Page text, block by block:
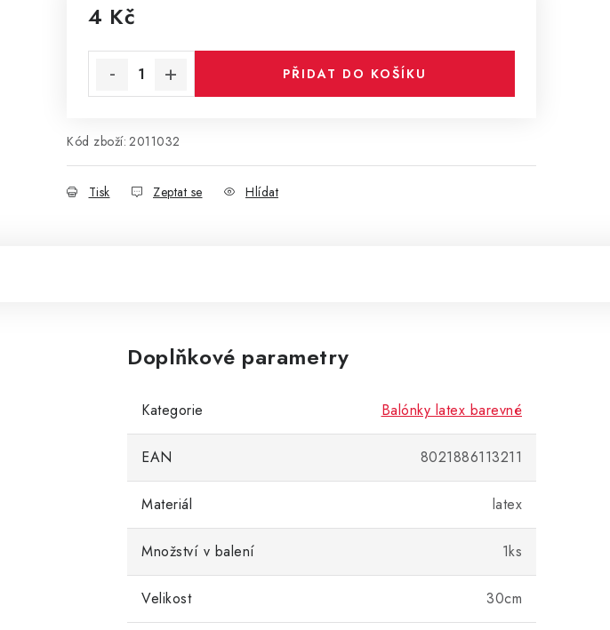
4 Kč
PŘIDAT DO KOŠÍKU
Kód zboží: 2011032
Tisk Zeptat se Hlídat
Doplňkové parametry
Kategorie Balónky latex barevné
EAN 8021886113211
Materiál latex
Množství v balení 1ks
Velikost 30cm